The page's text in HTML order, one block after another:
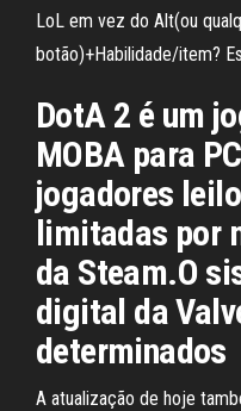
LoL em vez do Alt(ou
botão)+Habilidade/item?
DotA 2 é um
MOBA para
jogadores
limitadas por
da Steam.O
digital da
determinados
A atualização de hoje